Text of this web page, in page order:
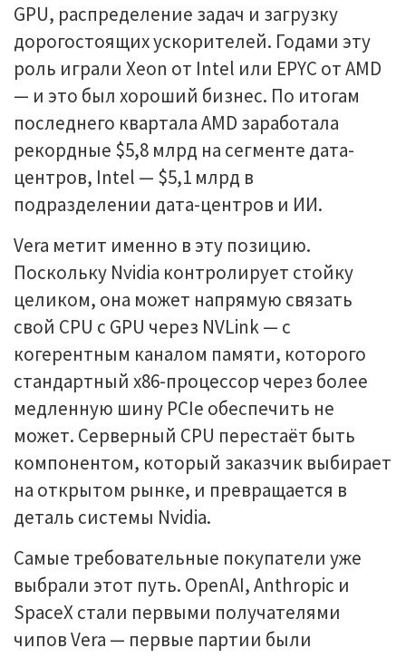
GPU, распределение задач и загрузку
дорогостоящих ускорителей. Годами эту
роль играли Xeon от Intel или EPYC от AMD
— и это был хороший бизнес. По итогам
последнего квартала AMD заработала
рекордные $5,8 млрд на сегменте дата-
центров, Intel — $5,1 млрд в
подразделении дата-центров и ИИ.
Vera метит именно в эту позицию.
Поскольку Nvidia контролирует стойку
целиком, она может напрямую связать
свой CPU с GPU через NVLink — с
когерентным каналом памяти, которого
стандартный x86-процессор через более
медленную шину PCIe обеспечить не
может. Серверный CPU перестаёт быть
компонентом, который заказчик выбирает
на открытом рынке, и превращается в
деталь системы Nvidia.
Самые требовательные покупатели уже
выбрали этот путь. OpenAI, Anthropic и
SpaceX стали первыми получателями
чипов Vera — первые партии были